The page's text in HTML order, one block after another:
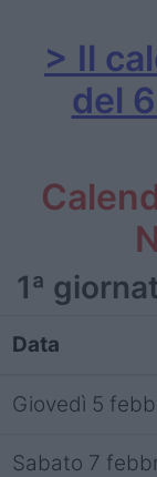
> Il
del
1ª
Data
Giovedì 5
Sabato 7